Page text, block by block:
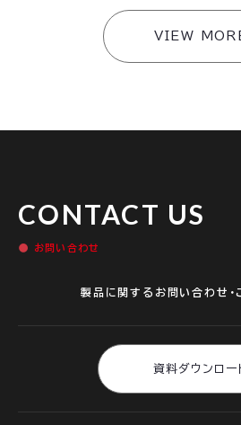
VIEW
CONTACT US
お問い合わせ
製品に関するお問い合わせ・
資料ダウンロー